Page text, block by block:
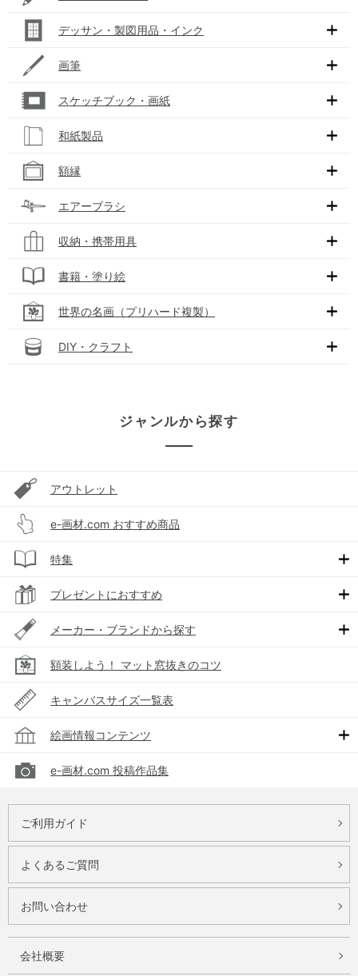
デッサン・製図用品・インク
画筆
スケッチブック・画紙
和紙製品
額縁
エアーブラシ
収納・携帯用具
書籍・塗り絵
世界の名画（プリハード複製）
DIY・クラフト
ジャンルから探す
アウトレット
e-画材.com おすすめ商品
特集
プレゼントにおすすめ
メーカー・ブランドから探す
額装しよう！ マット窓抜きのコツ
キャンバスサイズ一覧表
絵画情報コンテンツ
e-画材.com 投稿作品集
ご利用ガイド
よくあるご質問
お問い合わせ
会社概要